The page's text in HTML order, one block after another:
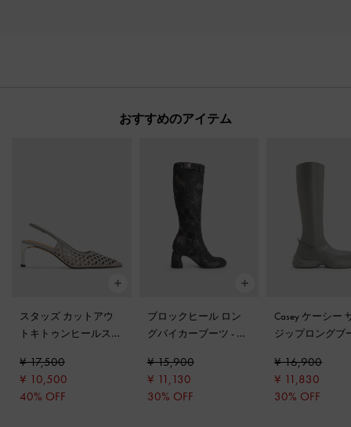
おすすめのアイテム
スタッズ カットアウ
トキトゥンヒールスリ
ライトグレー
¥ 17,500
¥ 10,500
40% OFF
ブロックヒール ロン
グバイカーブーツ - ダ
¥ 15,900
¥ 11,130
30% OFF
Casey ケーシー
ジップロングブ
¥ 16,900
¥ 11,830
30% OFF